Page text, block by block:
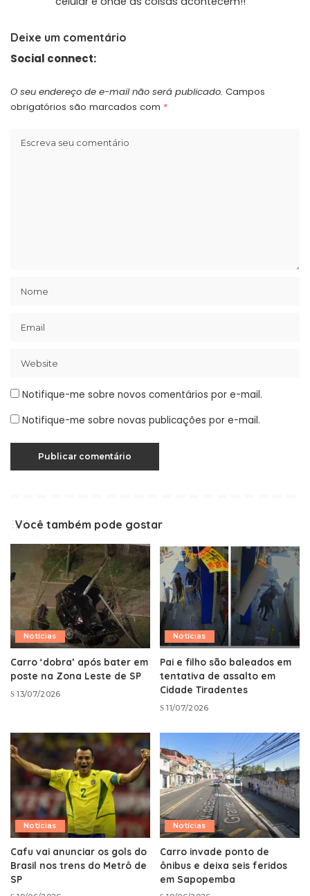
Deixe um comentário
Social connect:
O seu endereço de e-mail não será publicado. Campos
obrigatórios são marcados com *
Notifique-me sobre novos comentários por e-mail.
Notifique-me sobre novas publicações por e-mail.
Você também pode gostar
Notícias
Carro ‘dobra’ após bater em
poste na Zona Leste de SP
13/07/2026
Notícias
Pai e filho são baleados em
tentativa de assalto em
Cidade Tiradentes
11/07/2026
Notícias
Cafu vai anunciar os gols do
Brasil nos trens do Metrô de
SP
Notícias
Carro invade ponto de
ônibus e deixa seis feridos
em Sapopemba